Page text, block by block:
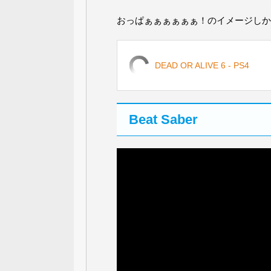
おっぱぁぁぁぁぁぁ！のイメージし
DEAD OR ALIVE 6 - PS4
Beat Saber